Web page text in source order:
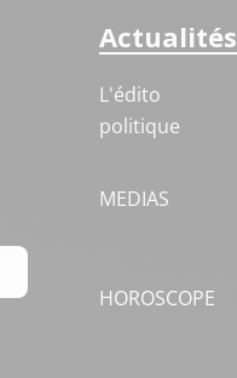
Actualités
L'édito
politique
MEDIAS
HOROSCOPE